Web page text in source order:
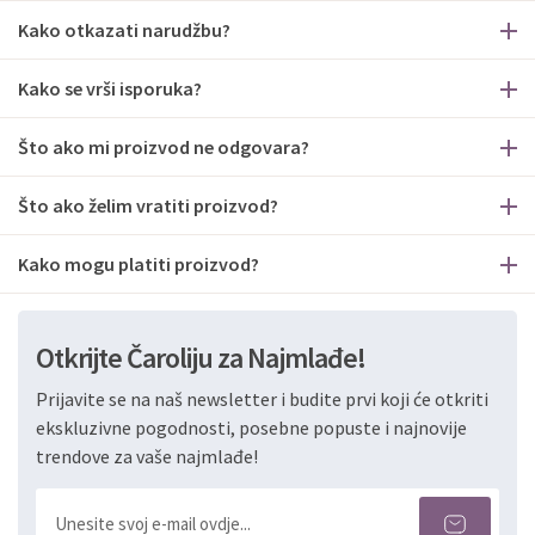
Kako otkazati narudžbu?
Kako se vrši isporuka?
Što ako mi proizvod ne odgovara?
Što ako želim vratiti proizvod?
Kako mogu platiti proizvod?
Otkrijte Čaroliju za Najmlađe!
Prijavite se na naš newsletter i budite prvi koji će otkriti
ekskluzivne pogodnosti, posebne popuste i najnovije
trendove za vaše najmlađe!